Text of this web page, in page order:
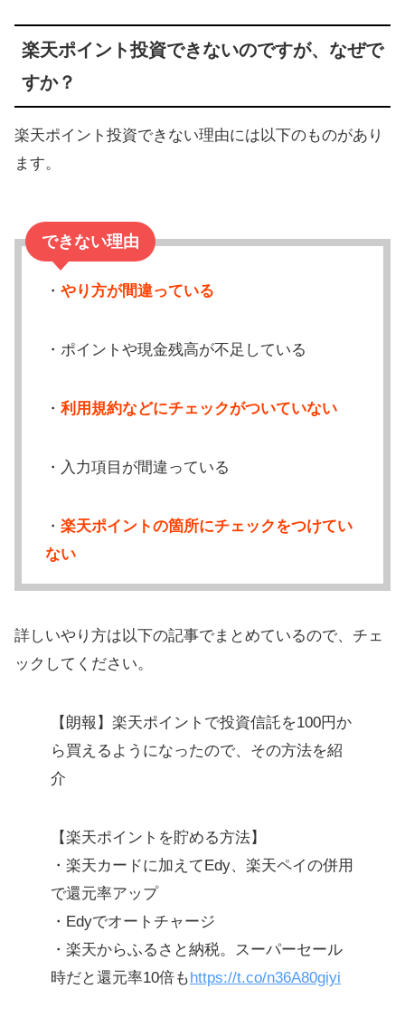
楽天ポイント投資できないのですが、なぜで
すか？
楽天ポイント投資できない理由には以下のものがあり
ます。
できない理由
・ やり方が間違っている
・ポイントや現金残高が不足している
・ 利用規約などにチェックがついていない
・入力項目が間違っている
・ 楽天ポイントの箇所にチェックをつけてい
ない
詳しいやり方は以下の記事でまとめているので、チェ
ックしてください。
【朗報】楽天ポイントで投資信託を100円か
ら買えるようになったので、その方法を紹
介
【楽天ポイントを貯める方法】
・楽天カードに加えてEdy、楽天ペイの併用
で還元率アップ
・Edyでオートチャージ
・楽天からふるさと納税。スーパーセール
時だと還元率10倍も https://t.co/n36A80giyi